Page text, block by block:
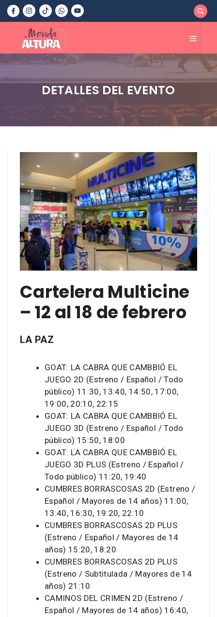
Saltar
contenido
Menú
DETALLES DEL EVENTO
Cartelera Multicine
– 12 al 18 de febrero
LA PAZ
GOAT: LA CABRA QUE CAMBBIÓ EL
JUEGO 2D (Estreno / Español / Todo
público) 11:30, 13:40, 14:50, 17:00,
19:00, 20:10, 22:15
GOAT: LA CABRA QUE CAMBBIÓ EL
JUEGO 3D (Estreno / Español / Todo
público) 15:50, 18:00
GOAT: LA CABRA QUE CAMBBIÓ EL
JUEGO 3D PLUS (Estreno / Español /
Todo público) 11:20, 19:40
CUMBRES BORRASCOSAS 2D (Estreno /
Español / Mayores de 14 años) 11:00,
13:40, 16:30, 19:20, 22:10
CUMBRES BORRASCOSAS 2D PLUS
(Estreno / Español / Mayores de 14
años) 15:20, 18:20
CUMBRES BORRASCOSAS 2D PLUS
(Estreno / Subtitulada / Mayores de 14
años) 21:10
CAMINOS DEL CRIMEN 2D (Estreno /
Español / Mayores de 14 años) 16:40,